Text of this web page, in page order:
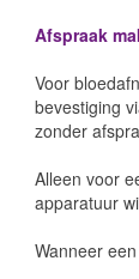
Afspraak
Voor
bevestiging
zonder
Alleen voor
apparatuur
Wanneer